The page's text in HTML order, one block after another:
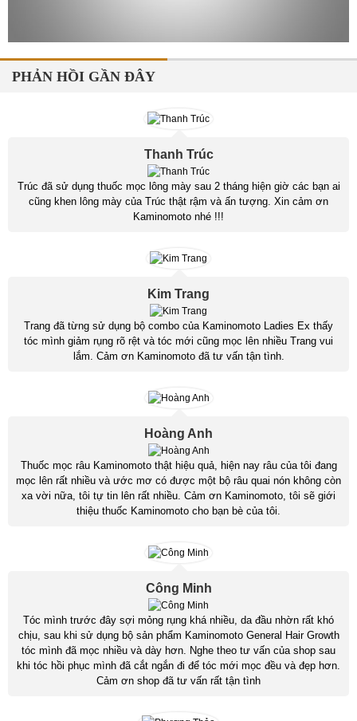
PHẢN HỒI GẦN ĐÂY
Thanh Trúc
Trúc đã sử dụng thuốc mọc lông mày sau 2 tháng hiện giờ các bạn ai
cũng khen lông mày của Trúc thật rậm và ấn tượng. Xin cảm ơn
Kaminomoto nhé !!!
Kim Trang
Trang đã từng sử dụng bộ combo của Kaminomoto Ladies Ex thấy
tóc mình giảm rụng rõ rệt và tóc mới cũng mọc lên nhiều Trang vui
lắm. Cảm ơn Kaminomoto đã tư vấn tận tình.
Hoàng Anh
Thuốc mọc râu Kaminomoto thật hiệu quả, hiện nay râu của tôi đang
mọc lên rất nhiều và ước mơ có được một bộ râu quai nón không còn
xa vời nữa, tôi tự tin lên rất nhiều. Cảm ơn Kaminomoto, tôi sẽ giới
thiệu thuốc Kaminomoto cho bạn bè của tôi.
Công Minh
Tóc mình trước đây sợi mỏng rụng khá nhiều, da đầu nhờn rất khó
chịu, sau khi sử dụng bộ sản phẩm Kaminomoto General Hair Growth
tóc mình đã mọc nhiều và dày hơn. Nghe theo tư vấn của shop sau
khi tóc hồi phục mình đã cắt ngắn đi để tóc mới mọc đều và đẹp hơn.
Cảm ơn shop đã tư vấn rất tận tình